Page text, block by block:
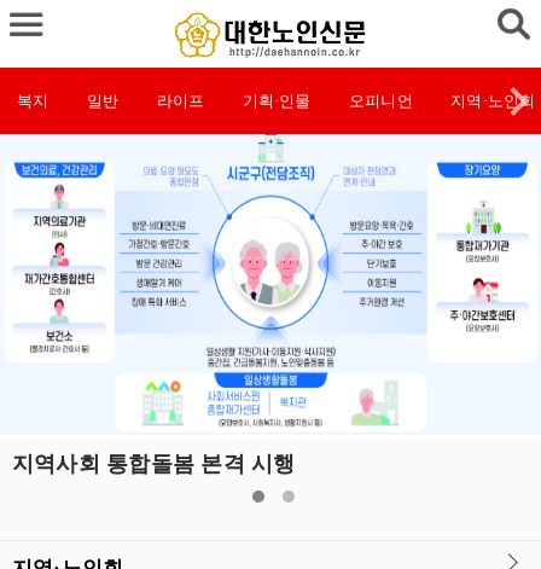
복지 일반 라이프 기획·인물 오피니언 지역·노인회
지역사회 통합돌봄 본격 시행